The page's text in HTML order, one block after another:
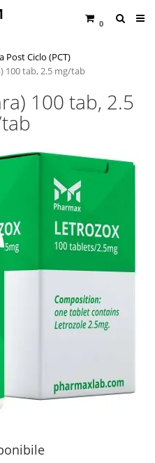
0
Post Ciclo (PCT)
100 tab, 2.5 mg/tab
100 tab, 2.5